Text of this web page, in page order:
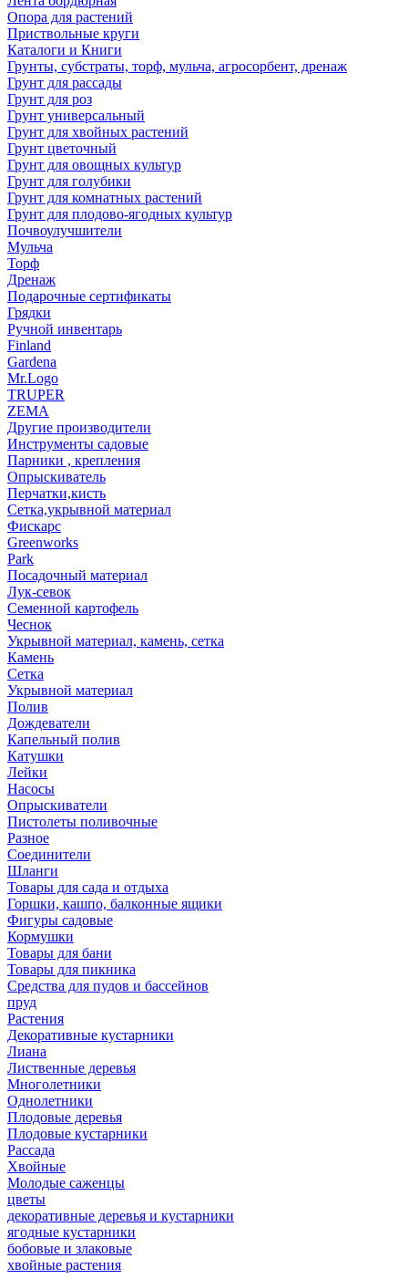
Опора для растений
Приствольные круги
Каталоги и Книги
Грунты, субстраты, торф, мульча, агросорбент, дренаж
Грунт для рассады
Грунт для роз
Грунт универсальный
Грунт для хвойных растений
Грунт цветочный
Грунт для овощных культур
Грунт для голубики
Грунт для комнатных растений
Грунт для плодово-ягодных культур
Почвоулучшители
Мульча
Торф
Дренаж
Подарочные сертификаты
Грядки
Ручной инвентарь
Finland
Gardena
Mr.Logo
TRUPER
ZEMA
Другие производители
Инструменты садовые
Парники , крепления
Опрыскиватель
Перчатки,кисть
Сетка,укрывной материал
Фискарс
Greenworks
Park
Посадочный материал
Лук-севок
Семенной картофель
Чеснок
Укрывной материал, камень, сетка
Камень
Сетка
Укрывной материал
Полив
Дождеватели
Капельный полив
Катушки
Лейки
Насосы
Опрыскиватели
Пистолеты поливочные
Разное
Соединители
Шланги
Товары для сада и отдыха
Горшки, кашпо, балконные ящики
Фигуры садовые
Кормушки
Товары для бани
Товары для пикника
Средства для пудов и бассейнов
пруд
Растения
Декоративные кустарники
Лиана
Лиственные деревья
Многолетники
Однолетники
Плодовые деревья
Плодовые кустарники
Рассада
Хвойные
Молодые саженцы
цветы
декоративные деревья и кустарники
ягодные кустарники
бобовые и злаковые
хвойные растения